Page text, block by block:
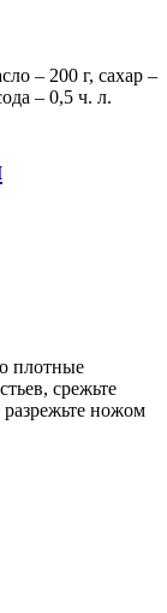
– 200 г, сахар –
– 0,5 ч. л.
плотные
срежьте
ножом